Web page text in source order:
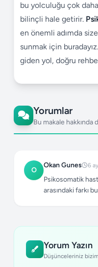
bu yolculuğu çok
bilinçli hale getirir.
en önemli adımda
sunmak için
giden yol, doğru
Yorumlar
Bu makale hakkında
O
Okan Gunes 6
Psikosomatik
arasındaki farkı
Yorum Yazın
Düşünceleriniz